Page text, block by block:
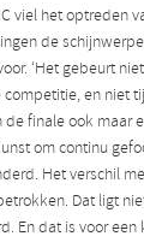
viel het optreden
de
‘Het gebeurt
en niet
finale ook maar
om continu
Het verschil
Dat ligt
En dat is voor een